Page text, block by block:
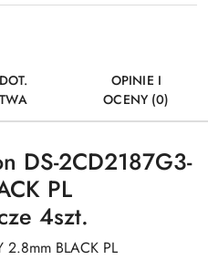
OPINIE I
OCENY (0)
DS-2CD2187G3-
PL
4szt.
2.8mm BLACK PL